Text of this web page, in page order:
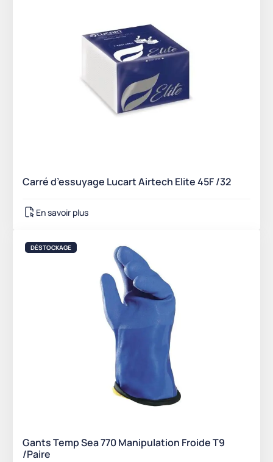
Carré d’essuyage Lucart Airtech Elite 45F /32
En savoir plus
DÉSTOCKAGE
Gants Temp Sea 770 Manipulation Froide T9
/Paire